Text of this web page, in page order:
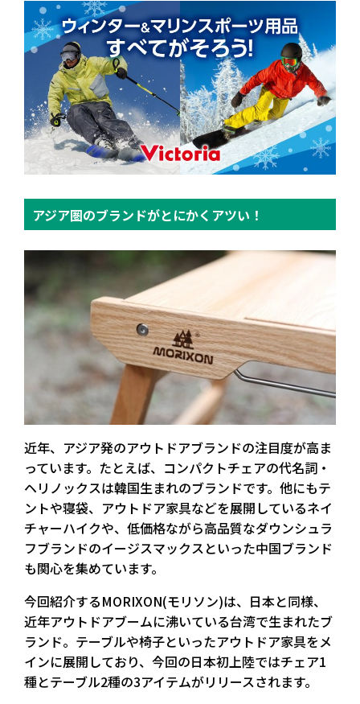
アジア圏のブランドがとにかくアツい！
近年、アジア発のアウトドアブランドの注目度が高ま
っています。たとえば、コンパクトチェアの代名詞・
ヘリノックスは韓国生まれのブランドです。他にもテ
ントや寝袋、アウトドア家具などを展開しているネイ
チャーハイクや、低価格ながら高品質なダウンシュラ
フブランドのイージスマックスといった中国ブランド
も関心を集めています。
今回紹介するMORIXON(モリソン)は、日本と同様、
近年アウトドアブームに沸いている台湾で生まれたブ
ランド。テーブルや椅子といったアウトドア家具をメ
インに展開しており、今回の日本初上陸ではチェア1
種とテーブル2種の3アイテムがリリースされます。